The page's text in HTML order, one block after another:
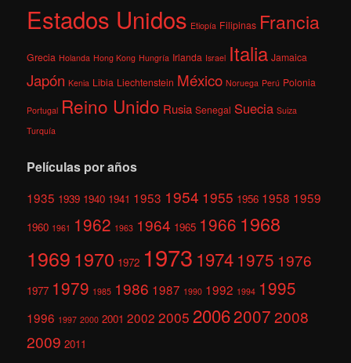
Estados Unidos Etiopía Filipinas Francia
Grecia Holanda Hong Kong Hungría Irlanda Israel Italia Jamaica
Japón Kenia Libia Liechtenstein México Noruega Perú Polonia
Portugal Reino Unido Rusia Senegal Suecia Suiza
Turquía
Películas por años
1935 1939 1940 1941 1953 1954 1955 1956 1958 1959
1960 1961 1962 1963 1964 1965 1966 1968
1969 1970 1972 1973 1974 1975 1976
1977 1979 1985 1986 1987 1990 1992 1994 1995
1996 1997 2000 2001 2002 2005 200620072008
2009 2011